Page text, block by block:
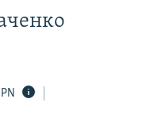
СОПРОТИВЛЕНИЯ